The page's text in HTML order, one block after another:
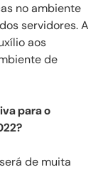
no ambiente
servidores. A
aos
de
para o
de muita